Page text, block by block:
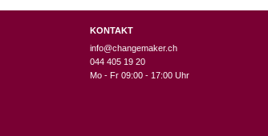
KONTAKT
info@changemaker.ch
044 405 19 20
Mo - Fr 09:00 - 17:00 Uhr